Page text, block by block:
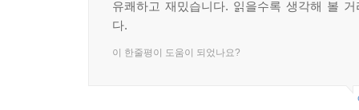
유쾌하고 재밌습니다. 읽을수록 생각해 볼
다.
이 한줄평이 도움이 되었나요?